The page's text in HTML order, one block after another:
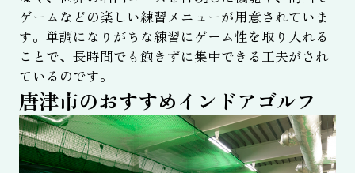
ゲームなどの楽しい練習メニューが用意されていま
す。単調になりがちな練習にゲーム性を取り入れる
ことで、長時間でも飽きずに集中できる工夫がされ
ているのです。
唐津市のおすすめインドアゴルフ